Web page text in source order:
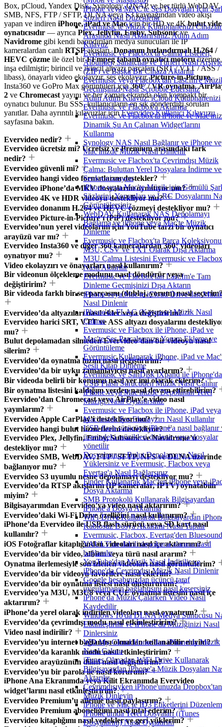
iPhone veya MAC'te Ses Dosyaları İçin
Sözleri Nasıl Düzenlenir
Evermusic'te Müzik Kütüphanenizi Cihazlar
Arasında Nasıl Aktarırsınız: Adım Adım
Kılavuz
Evermusic ve Flacbox'ta Çalma Listeleri,
Albümler, Sanatçılar ve Türleri Nasıl
(ZIP) ve Başka Bir Cihaza Aktarılır
Evermusic veya Flacbox'tan Last.fm'e
Geçmişinizi Nasıl Scrobble Edersiniz
Adım Adım Kılavuz: iCloud Kütüphanenizi
Evermusic ve Flacbox'a Aktarma
Evermusic ve Flacbox'ta iPhone ve
Dinamik Şu An Çalınan Widget'larını
Kullanma
Synology NAS Nasıl Bağlanır ve iPhone
Mac'inizde Müzik Nasıl Dinlenir
Evermusic ve Flacbox'ta Çevrimdışı Müzik
Çalma: Buluttan Yerel Dosyalara İndirme ve
Senkronizasyon
iPhone veya Mac'te Müzik için Gömülü
Sözlerini, Yorumları ve LRC Dosyalarını
Görüntülersiniz
WebDAV Kullanarak NAS Depolamayı
Bağlama ve iPhone veya Mac'te Müzik
Dinleme
Evermusic ve Flacbox'ta Parça
M3U, CSV ve TXT Olarak Dışa Aktarma
M3U Çalma Listesini Evermusic ve
Nasıl Aktarılır
Evermusic ve Flacbox'tan Last.fm'e Tam
Dinleme Geçmişinizi Dışa Aktarın
iPhone veya Mac'te iCloud Drive'dan
Nasıl Dinlenir
iPhone'da FLAC (Kayıpsız) Müzik Nasıl
Çalınır
Evermusic ve Flacbox ile iPhone, iPad ve
Mac'te Ses Parçalarınıza Yorum Ekleme ve
Görüntüleme
Evermusic Kullanarak iPhone, iPad ve
Sesli Kitap Dinleme
Evermusic ve SanDisk iXpand ile iPhone'da
USB Flash Sürücüden Müzik Nasıl Çalınır
iPhone veya Mac'inizde Depolanan Yerel
Muzigi Nasil Oynatirsiniz
Evermusic ve Flacbox ile iPhone, iPad veya
Mac'inizde Ses Ekolayzırı Nasıl Kullanılır
USB flash sürücüyü iPhone'a nasıl bağlanır
üzerindeki müzikleri dinlenir veya dosyalar
yönetilir
Dosyalarınızı Bulut Depolamaya Nasıl
Yüklersiniz ve Evermusic, Flacbox veya
Evertag'a Nasıl Bağlarsınız
Finder Kullanarak Mac'ten iPhone veya
Dosya Aktarma
SMB Protokolü Kullanarak Bilgisayardan
iPhone'a Dosya Aktarma
WiFi-Drive Kullanarak Bilgisayardan
Kablosuz Dosya Aktarımı Nasıl Yapılır
Evermusic, Flacbox, Evertag'den Bluesound
VAULT'un dahili depolama alanına nasıl
bağlanılır
YouTube'dan Müzik Nasıl İndirilir ve
iPhone'da Çevrimdışı Müzik Nasıl Dinlenir
Google hesabınızdan üçüncü taraf
uygulamanın bağlantısını nasıl kesersiniz
iPhone'da Müzik Çalarken Video Nasıl
Kaydedilir
Windows 10'da DLNA Medya Sunucusu
Etkinleştirilir ve iPhone'da Müziğinizi Nasıl
Dinlersiniz
WD My Cloud Home'dan iPhone'da Müzik
Nasıl Çalınır
iTunes Olmadan WiFi-Drive Kullanarak
Bilgisayardan iPhone'a Müzik Dosyaları
Aktarılır
Çevrimdışıyken iPhone'unuzda Dropbox'tan
Müzik Dinleyin
iPhone ve Mac'te ID3 Etiketlerini
iPhone'umda Yerel Dosyaları (iTunes
Dosyalarını) Nasıl Oynatırım
Box, pCloud, Yandex Disk, Synology, QNAP ve her türlü WebDAV,
SMB, NFS, FTP / SFTP, DLNA veya S3 kaynağından video akışı
yapan ve indiren iPhone, iPad ve Maciçin bir HD ve 4Kbulut
oynatıcısıdır — ayrıca Plex, Jellyfin, Emby, Subsonicve
Navidrome gibi kendi barındırılan medya sunucuları ile IP
kameralardan canlı RTSPakışları.Donanım hızlandırmalı H.264 /
HEVC çözme ile özel birFFmpeg tabanlı oynatıcı motoruüzerine
inşa edilmiştir; birincil ve ikincil altyazı parçaları (SRT / VTT / ASS /
libass), önayarlı video ekolayzır, ses ekolayzır,Picture-in-Picture,
Insta360 ve GoPro Max görüntüleri için360° / VR oynatma,
2 ve Chromecast yayını ve her zaman ekranda olan kompakt bir
oynatıcı bulunur. Bu SSS, kullanıcıların en sık gönderdiği soruları
yanıtlar. Daha ayrıntılı kılavuzlar içinEvervideo Kullanıcı Kılavuzu
sayfasına bakın.
Evervideo nedir?
Evervideo ücretsiz mi? Ücretsiz ve Premium arasındaki fark
nedir?
Evervideo güvenli mi?
Evervideo hangi video formatlarını destekler?
Evervideo iPhone’da MKV dosyalarını oynatıyor mu?
Evervideo 4K ve HDR videoyu destekliyor mu?
Evervideo donanım H.264 ve HEVC çözmeyi destekliyor mu?
Evervideo Picture-in-Picture’ı (PiP) destekliyor mu?
Evervideo’nun yerel videolarım için YouTube tarzı bir oynatıcı
arayüzü var mı?
Evervideo Insta360 ve diğer 360 kameralardan 360° videoları
oynatıyor mu?
Video ekolayzırı ve önayarları nasıl kullanırım?
Bir videonun ölçekleme modunu nasıl döndürür veya
değiştiririm?
Bir videoda farklı bir ses parçasını (dublaj, yorum) nasıl
Evervideo’da altyazıları nasıl ekler veya değiştiririm?
Evervideo harici SRT, VTT ve ASS altyazı dosyalarını
mu?
Bulut depolamadan silmeden Evervideo’dan bir videoyu nasıl
silerim?
Evervideo’da oynatma hızını nasıl değiştiririm?
Evervideo’da bir uyku zamanlayıcısı nasıl ayarlarım?
Bir videoda belirli bir konumu nasıl yer imi olarak eklerim?
Bir oynatma listesini kaldığım yerden nasıl devam ettirebilirim?
Evervideo’dan Chromecast veya AirPlay’e video nasıl
yayınlarım?
Evervideo Apple CarPlay’i destekliyor mu?
Evervideo hangi bulut hizmetlerini destekliyor?
Evervideo Plex, Jellyfin, Emby, Subsonic ve Navidrome’u
destekliyor mu?
Evervideo SMB, WebDAV, FTP / SFTP, NFS ve DLNA
bağlanıyor mu?
Evervideo S3 uyumlu nesne depolamayı destekliyor mu?
Evervideo’da RTSP akışlarını (IP kameralar, IPTV) oynatabilir
miyim?
Bilgisayarımdan Evervideo’ya video nasıl aktarırım?
Evervideo’daki Wi-Fi Drive özelliğini nasıl kullanırım?
iPhone’da Evervideo ile USB flash sürücü veya SD kart nasıl
kullanılır?
iOS Fotoğraflar kitaplığından videoları nasıl içe aktarırım?
Evervideo’da bir video, albüm veya türü nasıl ararım?
Oynatma ilerlemesiyle son izlenen videoları nasıl görüntülerim?
Evervideo’da bir videoyu favorilere nasıl eklerim?
Evervideo’da bir oynatma listesi nasıl oluştururum?
Evervideo’ya M3U, M3U8 veya CUE oynatma listesini nasıl içe
aktarırım?
iPhone’da yerel olarak indirilen videoları nasıl oynatırım?
Evervideo’da çevrimdışı modu nasıl etkinleştiririm?
Video nasıl indirilir?
Evervideo’yu internet bağlantısı olmadan kullanabilir miyim?
Evervideo’da karanlık modu nasıl etkinleştiririm?
Evervideo arayüzünün dilini nasıl değiştiririm?
Evervideo’yu bir parola ile nasıl korurum?
iPhone Ana Ekranımda veya Kilit Ekranımda Evervideo
widget’larını nasıl etkinleştiririm?
Evervideo Premium’u ailemle nasıl paylaşırım?
Evervideo Premium aboneliğimi nasıl iptal ederim?
Evervideo kitaplığımı nasıl yedekler ve geri yüklerim?